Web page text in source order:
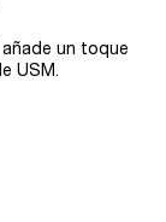
un toque
USM.